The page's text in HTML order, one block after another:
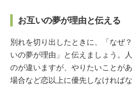
お互いの夢が理由と伝える
別れを切り出したときに、「なぜ
いの夢が理由」と伝えましょう。
のが違いますが、やりたいことが
場合など恋以上に優先しなければ